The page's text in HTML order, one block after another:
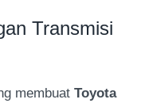
Transmisi
membuat Toyota